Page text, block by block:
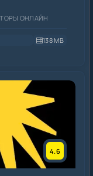
ОНЛАЙН
138 MB
4.6